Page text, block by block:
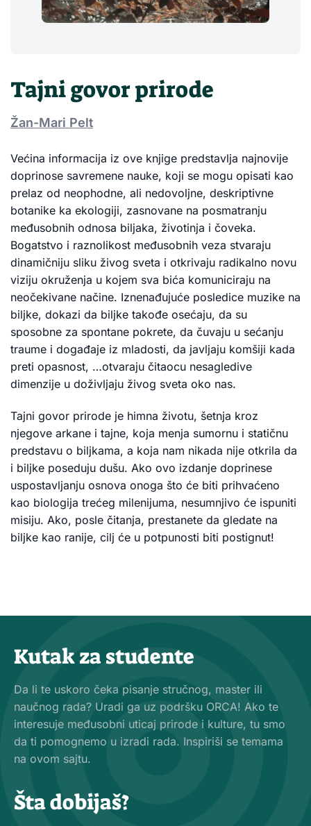
Tajni govor prirode
Žan-Mari Pelt
Većina informacija iz ove knjige predstavlja najnovije
doprinose savremene nauke, koji se mogu opisati kao
prelaz od neophodne, ali nedovoljne, deskriptivne
botanike ka ekologiji, zasnovane na posmatranju
međusobnih odnosa biljaka, životinja i čoveka.
Bogatstvo i raznolikost međusobnih veza stvaraju
dinamičniju sliku živog sveta i otkrivaju radikalno novu
viziju okruženja u kojem sva bića komuniciraju na
neočekivane načine. Iznenađujuće posledice muzike na
biljke, dokazi da biljke takođe osećaju, da su
sposobne za spontane pokrete, da čuvaju u sećanju
traume i događaje iz mladosti, da javljaju komšiji kada
preti opasnost, …otvaraju čitaocu nesagledive
dimenzije u doživljaju živog sveta oko nas.
Tajni govor prirode je himna životu, šetnja kroz
njegove arkane i tajne, koja menja sumornu i statičnu
predstavu o biljkama, a koja nam nikada nije otkrila da
i biljke poseduju dušu. Ako ovo izdanje doprinese
uspostavljanju osnova onoga što će biti prihvaćeno
kao biologija trećeg milenijuma, nesumnjivo će ispuniti
misiju. Ako, posle čitanja, prestanete da gledate na
biljke kao ranije, cilj će u potpunosti biti postignut!
Kutak za studente
Da li te uskoro čeka pisanje stručnog, master ili
naučnog rada? Uradi ga uz podršku ORCA! Ako te
interesuje međusobni uticaj prirode i kulture, tu smo
da ti pomognemo u izradi rada. Inspiriši se temama
na ovom sajtu.
Šta dobijaš?